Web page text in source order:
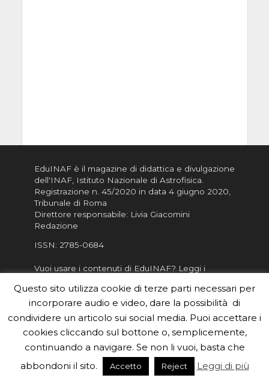
EduINAF è il magazine di didattica e divulgazione
dell'INAF, Istituto Nazionale di Astrofisica
Registrazione n. 45/2020 in data 4 giugno 2020,
Tribunale di Roma
Direttore responsabile: Livia Giacomini
Redazione
ISSN: 2785-0684
Vuoi usare i contenuti di EduINAF? Leggi i
Informativa sulla Privacy
Informatva sui Cookie
Per la rubrica de l'Astronomo risponde, per
inviarci le tue foto o i tuoi contributi, scrivici a
redazione.edu [chiocciola] inaf.it oppure
il form
Questo sito utilizza cookie di terze parti necessari per
incorporare audio e video, dare la possibilità di
condividere un articolo sui social media. Puoi accettare i
cookies cliccando sul bottone o, semplicemente,
continuando a navigare. Se non li vuoi, basta che
abbondoni il sito.
Accetto Reject Leggi di più